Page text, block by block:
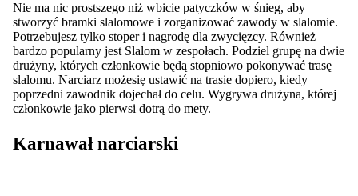
Nie ma nic prostszego niż wbicie patyczków w śnieg, aby
stworzyć bramki slalomowe i zorganizować zawody w slalomie.
Potrzebujesz tylko stoper i nagrodę dla zwycięzcy. Również
bardzo popularny jest Slalom w zespołach. Podziel grupę na dwie
drużyny, których członkowie będą stopniowo pokonywać trasę
slalomu. Narciarz możesię ustawić na trasie dopiero, kiedy
poprzedni zawodnik dojechał do celu. Wygrywa drużyna, której
członkowie jako pierwsi dotrą do mety.
Karnawał narciarski